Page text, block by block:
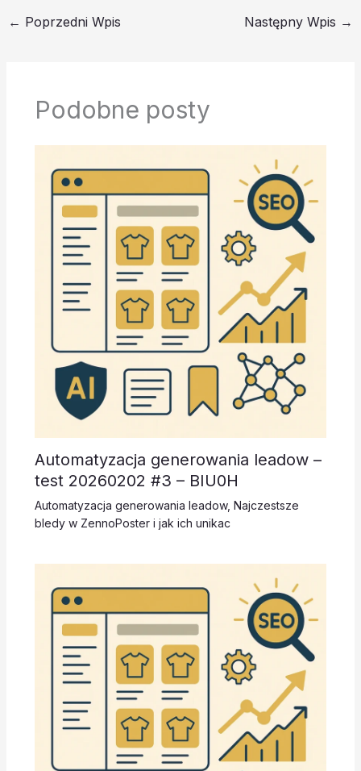
← Poprzedni Wpis Następny Wpis →
Podobne posty
Automatyzacja generowania leadow –
test 20260202 #3 – BIU0H
Automatyzacja generowania leadow, Najczestsze
bledy w ZennoPoster i jak ich unikac